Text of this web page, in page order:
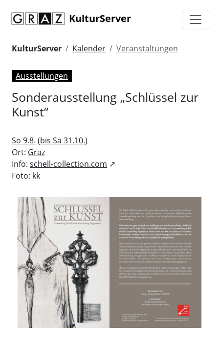
KulturServer
KulturServer Kalender Veranstaltungen
Ausstellungen
Sonderausstellung „Schlüssel zur
Kunst“
So 9.8. (bis Sa 31.10.)
Ort: Graz
Info: schell-collection.com ↗
Foto: kk